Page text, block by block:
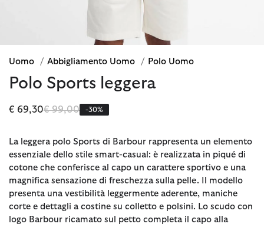
Uomo / Abbigliamento Uomo / Polo Uomo
Polo Sports leggera
€ 69,30Prezzo ridotto da
€ 99,00a -30%
La leggera polo Sports di Barbour rappresenta un elemento
essenziale dello stile smart-casual: è realizzata in piqué di
cotone che conferisce al capo un carattere sportivo e una
magnifica sensazione di freschezza sulla pelle. Il modello
presenta una vestibilità leggermente aderente, maniche
corte e dettagli a costine su colletto e polsini. Lo scudo con
logo Barbour ricamato sul petto completa il capo alla